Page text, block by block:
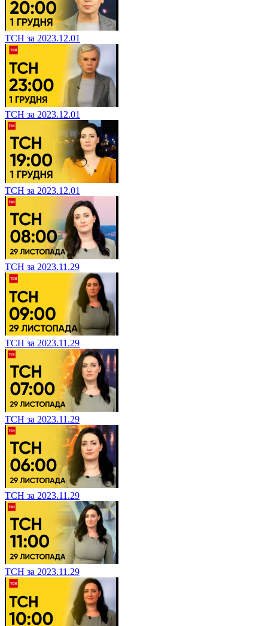
ТСН за 2023.12.01
ТСН за 2023.12.01
ТСН за 2023.12.01
ТСН за 2023.11.29
ТСН за 2023.11.29
ТСН за 2023.11.29
ТСН за 2023.11.29
ТСН за 2023.11.29